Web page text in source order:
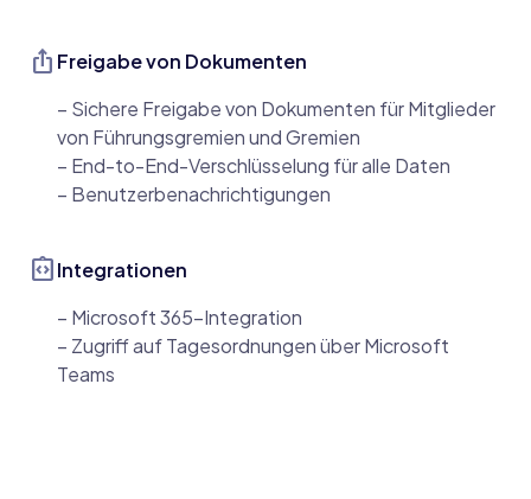
ios_share Freigabe von Dokumenten
– Sichere Freigabe von Dokumenten für Mitglieder
von Führungsgremien und Gremien
– End-to-End-Verschlüsselung für alle Daten
– Benutzerbenachrichtigungen
integration_instructionsIntegrationen
– Microsoft 365-Integration
– Zugriff auf Tagesordnungen über Microsoft
Teams